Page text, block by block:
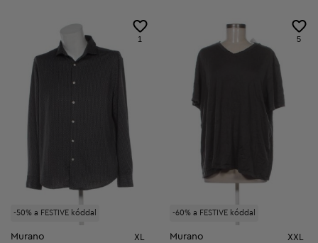
-50% a FESTIVE kóddal
1
Murano XL
-60% a FESTIVE kóddal
5
Murano XXL